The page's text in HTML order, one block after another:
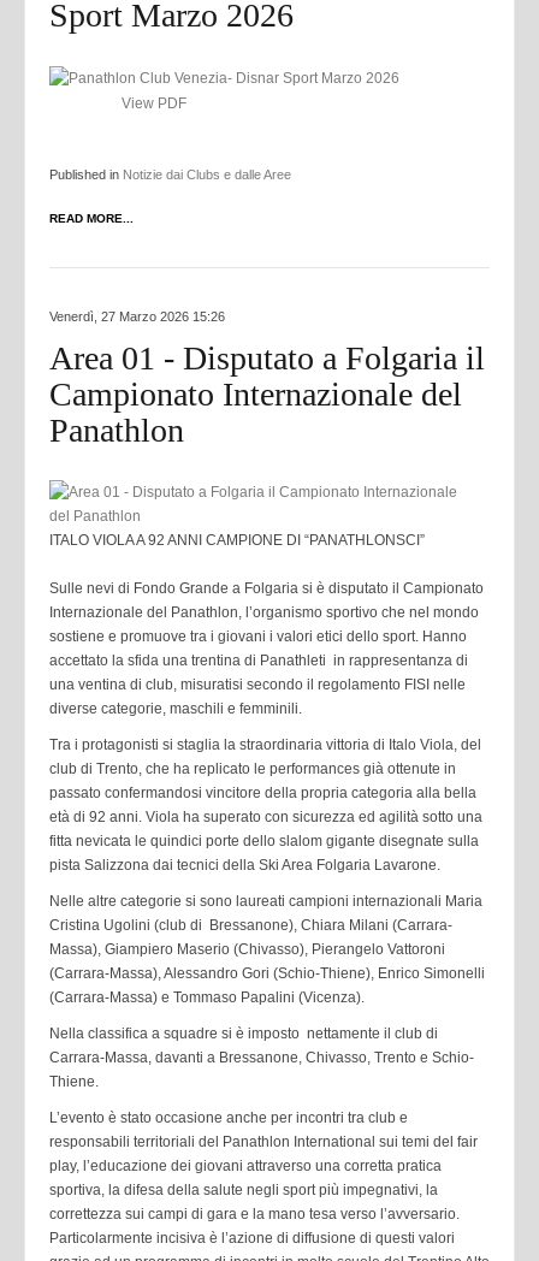
Sport Marzo 2026
View PDF
Published in Notizie dai Clubs e dalle Aree
READ MORE...
Venerdì, 27 Marzo 2026 15:26
Area 01 - Disputato a Folgaria il
Campionato Internazionale del
Panathlon
ITALO VIOLA A 92 ANNI CAMPIONE DI “PANATHLONSCI”
Sulle nevi di Fondo Grande a Folgaria si è disputato il Campionato
Internazionale del Panathlon, l’organismo sportivo che nel mondo
sostiene e promuove tra i giovani i valori etici dello sport. Hanno
accettato la sfida una trentina di Panathleti in rappresentanza di
una ventina di club, misuratisi secondo il regolamento FISI nelle
diverse categorie, maschili e femminili.
Tra i protagonisti si staglia la straordinaria vittoria di Italo Viola, del
club di Trento, che ha replicato le performances già ottenute in
passato confermandosi vincitore della propria categoria alla bella
età di 92 anni. Viola ha superato con sicurezza ed agilità sotto una
fitta nevicata le quindici porte dello slalom gigante disegnate sulla
pista Salizzona dai tecnici della Ski Area Folgaria Lavarone.
Nelle altre categorie si sono laureati campioni internazionali Maria
Cristina Ugolini (club di Bressanone), Chiara Milani (Carrara-
Massa), Giampiero Maserio (Chivasso), Pierangelo Vattoroni
(Carrara-Massa), Alessandro Gori (Schio-Thiene), Enrico Simonelli
(Carrara-Massa) e Tommaso Papalini (Vicenza).
Nella classifica a squadre si è imposto nettamente il club di
Carrara-Massa, davanti a Bressanone, Chivasso, Trento e Schio-
Thiene.
L’evento è stato occasione anche per incontri tra club e
responsabili territoriali del Panathlon International sui temi del fair
play, l’educazione dei giovani attraverso una corretta pratica
sportiva, la difesa della salute negli sport più impegnativi, la
correttezza sui campi di gara e la mano tesa verso l’avversario.
Particolarmente incisiva è l’azione di diffusione di questi valori